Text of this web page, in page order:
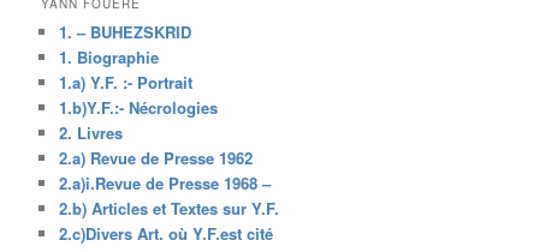
YANN FOUÉRÉ
1. – BUHEZSKRID
1. Biographie
1.a) Y.F. :- Portrait
1.b)Y.F.:- Nécrologies
2. Livres
2.a) Revue de Presse 1962
2.a)i.Revue de Presse 1968 –
2.b) Articles et Textes sur Y.F.
2.c)Divers Art. où Y.F.est cité